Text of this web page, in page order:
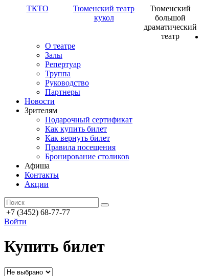
ТКТО
Тюменский театр
кукол
Тюменский
большой
драматический
театр
О театре
Залы
Репертуар
Труппа
Руководство
Партнеры
Новости
Зрителям
Подарочный сертификат
Как купить билет
Как вернуть билет
Правила посещения
Бронирование столиков
Афиша
Контакты
Акции
+7 (3452) 68-77-77
Войти
Купить билет